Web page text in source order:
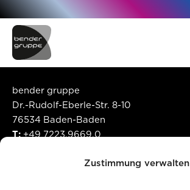
Zustimmung verwalten
bender gruppe
Dr.-Rudolf-Eberle-Str. 8-10
76534 Baden-Baden
T: +49 7223.9669.0